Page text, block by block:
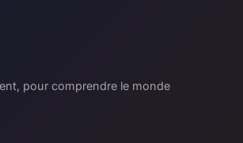
pour comprendre le monde